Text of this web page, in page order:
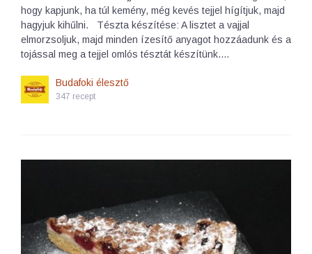
hogy kapjunk, ha túl kemény, még kevés tejjel hígítjuk, majd
hagyjuk kihűlni. Tészta készítése: A lisztet a vajjal
elmorzsoljuk, majd minden ízesítő anyagot hozzáadunk és a
tojással meg a tejjel omlós tésztát készítünk.…
Budafoki élesztő
347 recept